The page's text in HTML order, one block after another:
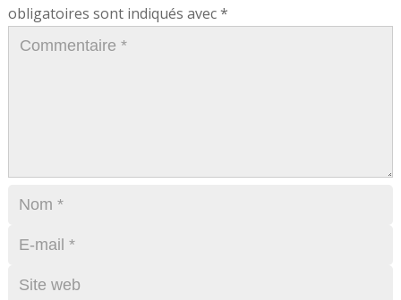
obligatoires sont indiqués avec*